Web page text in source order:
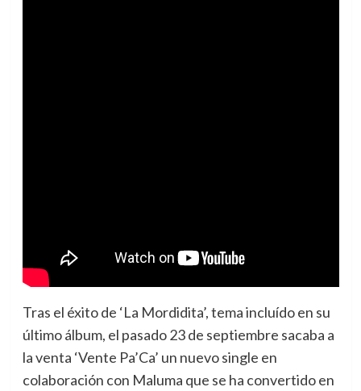
Tras el éxito de ‘La Mordidita’, tema incluído en su
último álbum, el pasado 23 de septiembre sacaba a
la venta ‘Vente Pa’Ca’ un nuevo single en
colaboración con Maluma que se ha convertido en